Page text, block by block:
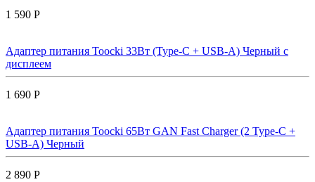
1 590 Р
Адаптер питания Toocki 33Вт (Type-C + USB-A) Черный с
дисплеем
1 690 Р
Адаптер питания Toocki 65Вт GAN Fast Charger (2 Type-C +
USB-A) Черный
2 890 Р